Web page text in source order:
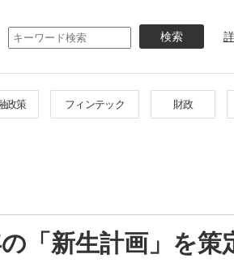
イ
ン
テ
ン
政策 フィンテック 財政
「新生計画」を策